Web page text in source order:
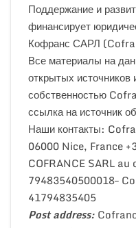
Поддержание и
финансирует
Кофранс САРЛ
Все материалы на
открытых источников
собственностью
ссылка на источник
Наши контакты:
06000 Nice, France
COFRANCE SARL
79483540500018–
41794835405
Post address: